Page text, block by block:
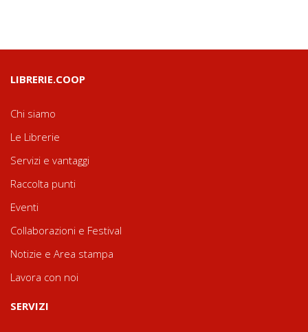
LIBRERIE.COOP
Chi siamo
Le Librerie
Servizi e vantaggi
Raccolta punti
Eventi
Collaborazioni e Festival
Notizie e Area stampa
Lavora con noi
SERVIZI